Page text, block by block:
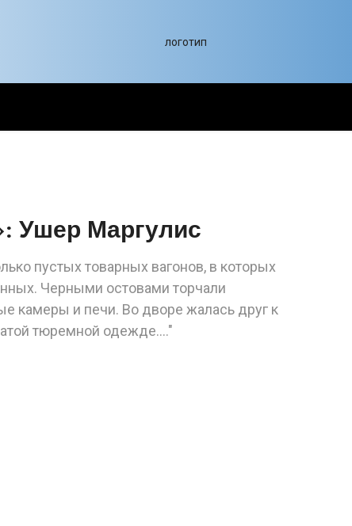
Ушер Маргулис
пустых товарных вагонов, в которых
Черными остовами торчали
камеры и печи. Во дворе жалась друг к
тюремной одежде...."